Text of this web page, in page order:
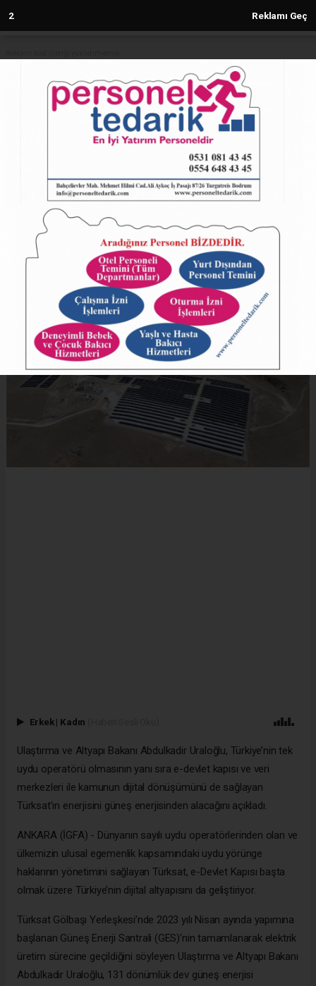
2 Reklamı Geç
Anasayfa
Türksat GES'le 60 milyon TL
tasarruf sağlayacak
10.09.2024 - 13:37, Güncelleme: 10.09.2024 - 13:37
5225+ kez okundu.
ABONE OL
Erkek | Kadın
Ulaştırma ve Altyapı Bakanı Abdulkadir Uraloğlu, Türkiye’nin tek
uydu operatörü olmasının yanı sıra e-devlet kapısı ve veri
merkezleri ile kamunun dijital dönüşümünü de sağlayan
Türksat’ın enerjisini güneş enerjisinden alacağını açıkladı.
ANKARA (İGFA) - Dünyanın sayılı uydu operatörlerinden olan ve
ülkemizin ulusal egemenlik kapsamındaki uydu yörünge
haklarının yönetimini sağlayan Türksat, e-Devlet Kapısı başta
olmak üzere Türkiye’nin dijital altyapısını da geliştiriyor.
Türksat Gölbaşı Yerleşkesi’nde 2023 yılı Nisan ayında yapımına
başlanan Güneş Enerji Santrali (GES)’nin tamamlanarak elektrik
üretim sürecine geçildiğini söyleyen Ulaştırma ve Altyapı Bakanı
Abdulkadir Uraloğlu, 131 dönümlük dev güneş enerjisi